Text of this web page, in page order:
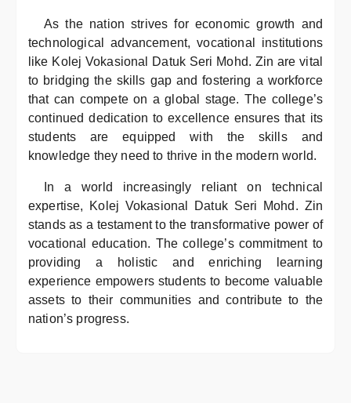
As the nation strives for economic growth and
technological advancement, vocational institutions
like Kolej Vokasional Datuk Seri Mohd. Zin are vital
to bridging the skills gap and fostering a workforce
that can compete on a global stage. The college’s
continued dedication to excellence ensures that its
students are equipped with the skills and
knowledge they need to thrive in the modern world.
In a world increasingly reliant on technical
expertise, Kolej Vokasional Datuk Seri Mohd. Zin
stands as a testament to the transformative power of
vocational education. The college’s commitment to
providing a holistic and enriching learning
experience empowers students to become valuable
assets to their communities and contribute to the
nation’s progress.